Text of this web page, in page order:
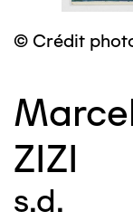
© Crédit
ZIZI
s.d.